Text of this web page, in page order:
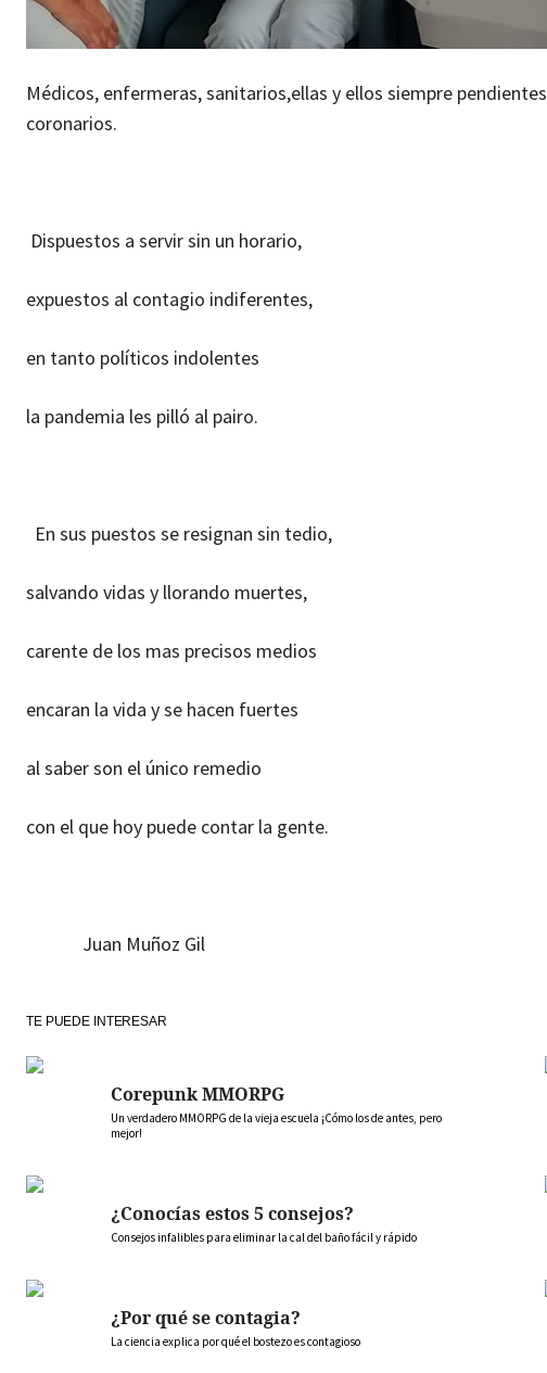
Médicos, enfermeras, sanitarios,ellas y ellos siempre pendientes
coronarios.
Dispuestos a servir sin un horario,
expuestos al contagio indiferentes,
en tanto políticos indolentes
la pandemia les pilló al pairo.
En sus puestos se resignan sin tedio,
salvando vidas y llorando muertes,
carente de los mas precisos medios
encaran la vida y se hacen fuertes
al saber son el único remedio
con el que hoy puede contar la gente.
Juan Muñoz Gil
TE PUEDE INTERESAR
Corepunk MMORPG
Un verdadero MMORPG de la vieja escuela ¡Cómo los de antes, pero
mejor!
¿Conocías estos 5 consejos?
Consejos infalibles para eliminar la cal del baño fácil y rápido
¿Por qué se contagia?
La ciencia explica por qué el bostezo es contagioso